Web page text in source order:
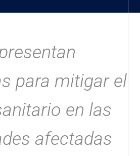
para mitigar el
en las
afectadas